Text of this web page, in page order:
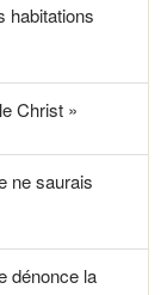
habitations
Christ »
ne saurais
dénonce la